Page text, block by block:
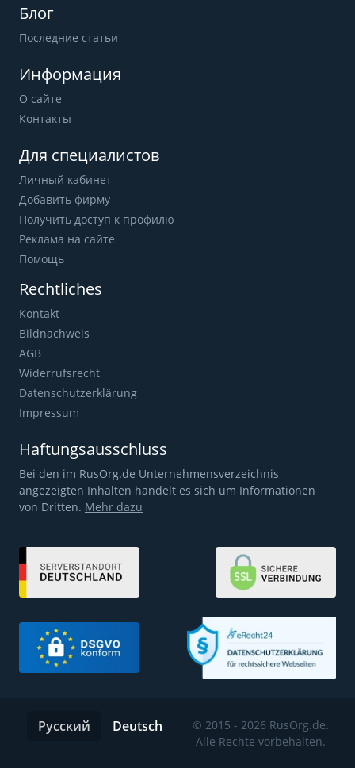
Блог
Последние статьи
Информация
О сайте
Контакты
Для специалистов
Личный кабинет
Добавить фирму
Получить доступ к профилю
Реклама на сайте
Помощь
Rechtliches
Kontakt
Bildnachweis
AGB
Widerrufsrecht
Datenschutzerklärung
Impressum
Haftungsausschluss
Bei den im RusOrg.de Unternehmensverzeichnis
angezeigten Inhalten handelt es sich um Informationen
von Dritten. Mehr dazu
© 2015 - 2026 RusOrg.de.
Alle Rechte vorbehalten.
Русский Deutsch